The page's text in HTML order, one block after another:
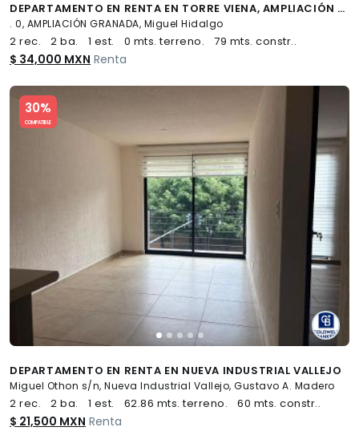
DEPARTAMENTO EN RENTA EN TORRE VIENA, AMPLIACIÓN GRANADA
. 0, AMPLIACIÓN GRANADA, Miguel Hidalgo
2 rec. 2 ba. 1 est. 0 mts. terreno. 79 mts. constr..
$ 34,000 MXN Renta
30%
COMPATIBLE
Slide 1 of 5
DEPARTAMENTO EN RENTA EN NUEVA INDUSTRIAL VALLEJO
Miguel Othon s/n, Nueva Industrial Vallejo, Gustavo A. Madero
2 rec. 2 ba. 1 est. 62.86 mts. terreno. 60 mts. constr..
$ 21,500 MXN Renta